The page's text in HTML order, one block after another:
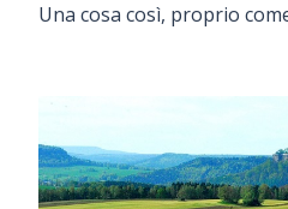
Una cosa così, proprio